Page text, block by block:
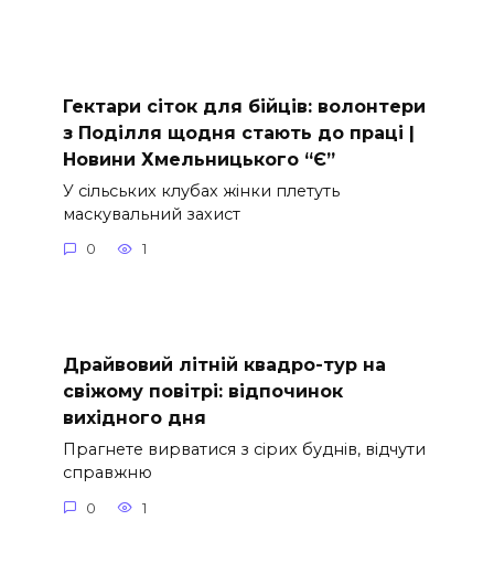
Гектари сіток для бійців: волонтери
з Поділля щодня стають до праці |
Новини Хмельницького “Є”
У сільських клубах жінки плетуть
маскувальний захист
0 1
Драйвовий літній квадро-тур на
свіжому повітрі: відпочинок
вихідного дня
Прагнете вирватися з сірих буднів, відчути
справжню
0 1